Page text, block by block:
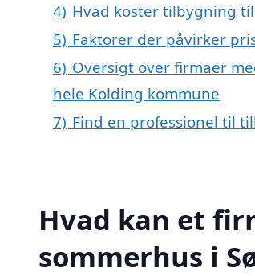
4) Hvad koster tilbygning
5) Faktorer der påvirker
6) Oversigt over firmaer
hele Kolding kommune
7) Find en professionel til
Hvad kan et
sommerhus i